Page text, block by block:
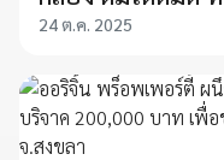
24 ต.ค. 2025